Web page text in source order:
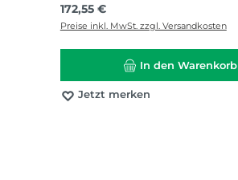
Regulärer Preis:
172,55 €
Preise inkl. MwSt. zzgl. Versandkosten
In den Warenkorb
Jetzt merken